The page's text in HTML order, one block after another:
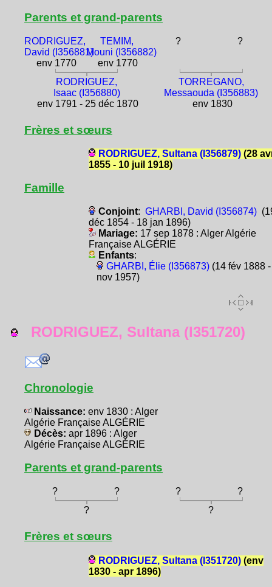
Parents et grand-parents
RODRIGUEZ,
David (I356881)
env 1770
TEMIM,
Mouni (I356882)
env 1770
? ?
RODRIGUEZ,
Isaac (I356880)
env 1791 - 25 déc 1870
TORREGANO,
Messaouda (I356883)
env 1830
Frères et sœurs
RODRIGUEZ, Sultana (I356879)(28
1855 - 10 juil 1918)
Famille
Conjoint: GHARBI, David (I356874)
déc 1854 - 18 jan 1896)
Mariage: 17 sep 1878 : Alger Algérie
Française ALGÉRIE
Enfants:
GHARBI, Élie (I356873)(14 fév 1888 -
nov 1957)
RODRIGUEZ, Sultana (I351720)
Chronologie
Naissance: env 1830 : Alger
Algérie Française ALGÉRIE
Décès: apr 1896 : Alger
Algérie Française ALGÉRIE
Parents et grand-parents
? ? ?
?
?
?
Frères et sœurs
RODRIGUEZ, Sultana (I351720)(env
1830 - apr 1896)